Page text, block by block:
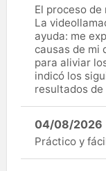
El proceso
La
ayuda: me
causas de mi
para aliviar
indicó los
resultados
04/08/2026
Práctico y